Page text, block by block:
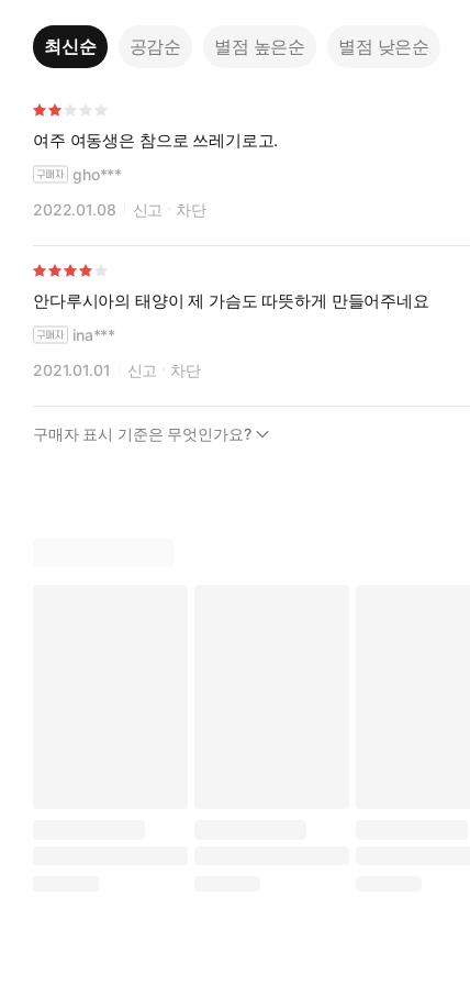
최신순 공감순 별점 높은순 별점 낮은순
여주 여동생은 참으로 쓰레기로고.
gho***
2022.01.08
신고 차단
안다루시아의 태양이 제 가슴도 따뜻하게 만들어주네요
ina***
2021.01.01
신고 차단
구매자 표시 기준은 무엇인가요?